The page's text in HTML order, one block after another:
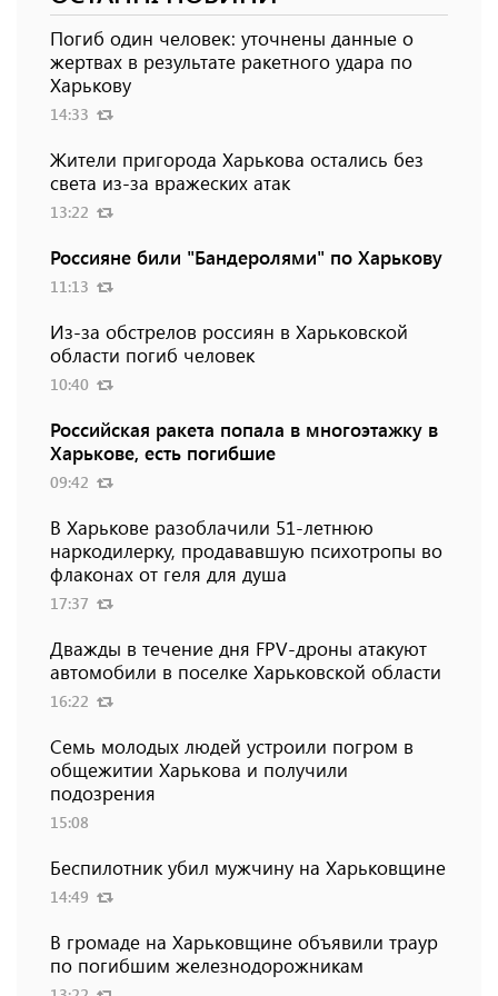
Погиб один человек: уточнены данные о
жертвах в результате ракетного удара по
Харькову
14:33
Жители пригорода Харькова остались без
света из-за вражеских атак
13:22
Россияне били "Бандеролями" по Харькову
11:13
Из-за обстрелов россиян в Харьковской
области погиб человек
10:40
Российская ракета попала в многоэтажку в
Харькове, есть погибшие
09:42
В Харькове разоблачили 51-летнюю
наркодилерку, продававшую психотропы во
флаконах от геля для душа
17:37
Дважды в течение дня FPV-дроны атакуют
автомобили в поселке Харьковской области
16:22
Семь молодых людей устроили погром в
общежитии Харькова и получили
подозрения
15:08
Беспилотник убил мужчину на Харьковщине
14:49
В громаде на Харьковщине объявили траур
по погибшим железнодорожникам